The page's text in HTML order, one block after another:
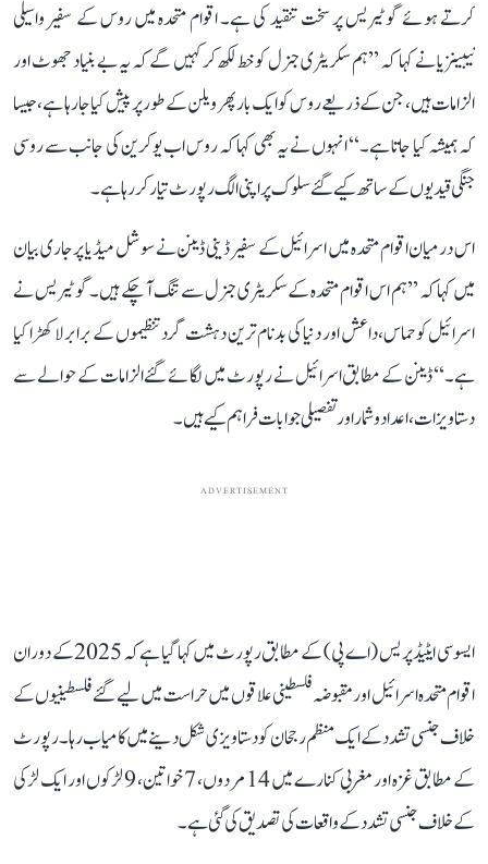
کرتے ہوئے گوٹیریس پر سخت تنقید کی ہے۔ اقوام متحدہ میں روس کے سفیر واسیلی
نیبینزیا نے کہا کہ ’’ہم سکریٹری جنرل کو خط لکھ کر کہیں گے کہ یہ بے بنیاد جھوٹ اور
الزامات ہیں، جن کے ذریعے روس کو ایک بار پھر ویلن کے طور پر پیش کیا جا رہا ہے، جیسا
کہ ہمیشہ کیا جاتا ہے۔‘‘ انہوں نے یہ بھی کہا کہ روس اب یوکرین کی جانب سے روسی
جنگی قیدیوں کے ساتھ کیے گئے سلوک پر اپنی الگ رپورٹ تیار کر رہا ہے۔
اس درمیان اقوام متحدہ میں اسرائیل کے سفیر ڈینی ڈینن نے سوشل میڈیا پر جاری بیان
میں کہا کہ ’’ہم اس اقوام متحدہ کے سکریٹری جنرل سے تنگ آ چکے ہیں۔ گوٹیریس نے
اسرائیل کو حماس، داعش اور دنیا کی بدنام ترین دہشت گرد تنظیموں کے برابر لا کھڑا کیا
ہے۔‘‘ ڈینن کے مطابق اسرائیل نے رپورٹ میں لگائے گئے الزامات کے حوالے سے
دستاویزات، اعداد و شمار اور تفصیلی جوابات فراہم کیے ہیں۔
ADVERTISEMENT
ایسوسی ایٹیڈ پریس (اے پی) کے مطابق رپورٹ میں کہا گیا ہے کہ 2025 کے دوران
اقوام متحدہ اسرائیل اور مقبوضہ فلسطینی علاقوں میں حراست میں لیے گئے فلسطینیوں کے
خلاف جنسی تشدد کے ایک منظم رجحان کو دستاویزی شکل دینے میں کامیاب رہا۔ رپورٹ
کے مطابق غزہ اور مغربی کنارے میں 14 مردوں، 7 خواتین، 9 لڑکوں اور ایک لڑکی
کے خلاف جنسی تشدد کے واقعات کی تصدیق کی گئی ہے۔